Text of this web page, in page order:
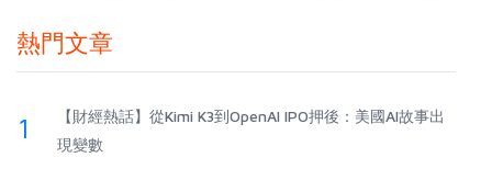
熱門文章
1
【財經熱話】從Kimi K3到OpenAI IPO押後：美國AI故事出
現變數